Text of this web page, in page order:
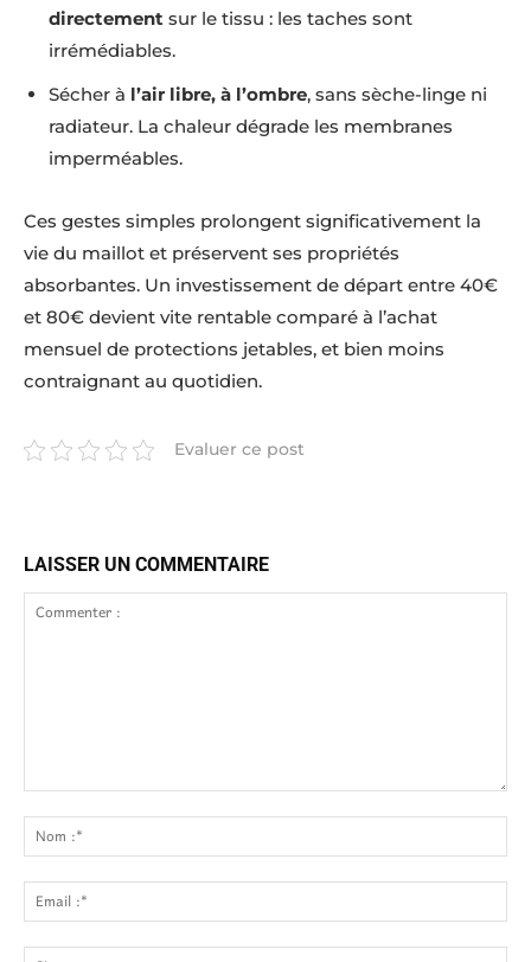
directement sur le tissu : les taches sont
irrémédiables.
Sécher à l’air libre, à l’ombre, sans sèche-linge ni
radiateur. La chaleur dégrade les membranes
imperméables.
Ces gestes simples prolongent significativement la
vie du maillot et préservent ses propriétés
absorbantes. Un investissement de départ entre 40€
et 80€ devient vite rentable comparé à l’achat
mensuel de protections jetables, et bien moins
contraignant au quotidien.
Evaluer ce post
LAISSER UN COMMENTAIRE
:
:*
:*